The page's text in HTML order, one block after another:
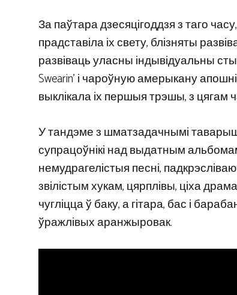
За паўтара дзесяцігоддзя з таго
прадставіла іх свету, блізняты
развіваць уласны індывідуальны
Swearin’ і чароўную амерыкану
выклікала іх першыя трэшы, з цягам
У тандэме з шматзадачнымі
супрацоўнікі над выдатным
немудрагелістыя песні,
звілістым хукам, цярплівы, ціха
чугліцца ў баку, а гітара, бас і
ўражлівых аранжыровак.